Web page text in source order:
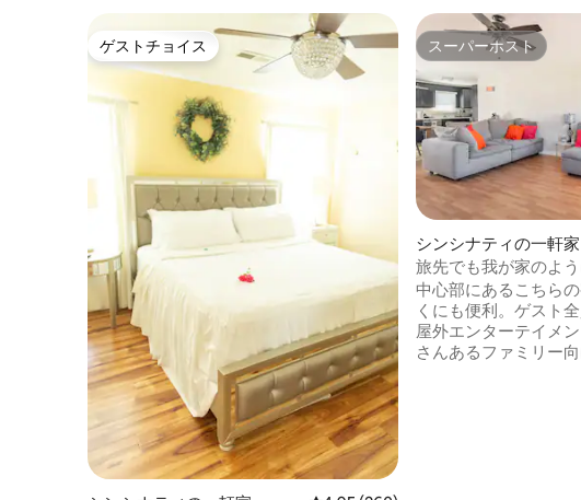
ゲストチョイス
ゲストチョイス スーパーホスト
スーパーホスト
シンシナティの一軒家
旅先でも我が家のよ
中心部にあるこちら
くにも便利。ゲスト
屋外エンターテイメ
さんあるファミリー